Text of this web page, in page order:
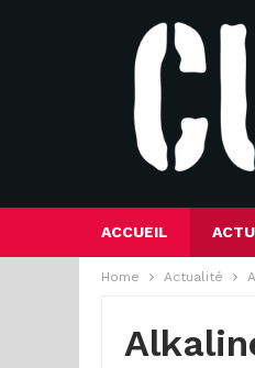
ACCUEIL
Home Actualité